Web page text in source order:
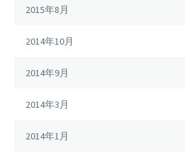
2015年8月
2014年10月
2014年9月
2014年3月
2014年1月